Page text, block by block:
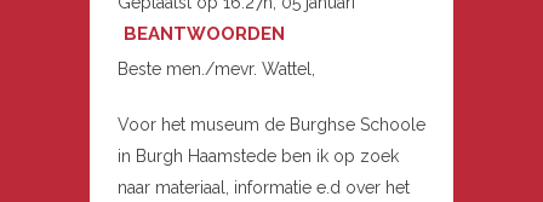
BEANTWOORDEN
Beste men./mevr. Wattel,
Voor het museum de Burghse Schoole
in Burgh Haamstede ben ik op zoek
naar materiaal, informatie e.d over het